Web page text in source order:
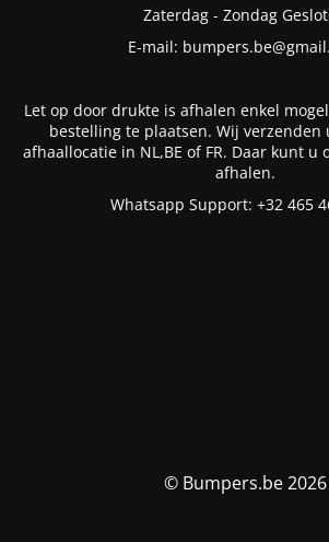
Zaterdag - Zondag
E-mail:
Let op door drukte is afhalen enkel
bestelling te plaatsen. Wij verzenden
afhaallocatie in NL,BE of FR. Daar kunt u
afhalen.
Whatsapp Support: +32 465
© Bumpers.be 2026